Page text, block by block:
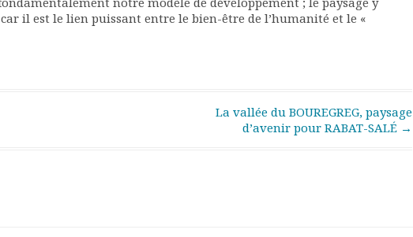
il est le lien puissant entre le bien-être de l’humanité et le «
La vallée du BOUREGREG, paysage
d’avenir pour RABAT-SALÉ →